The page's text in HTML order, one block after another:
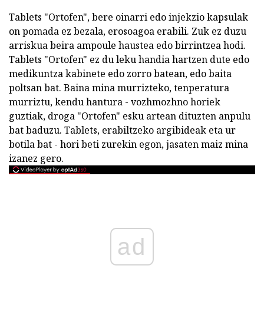
Tablets "Ortofen", bere oinarri edo injekzio kapsulak
on pomada ez bezala, erosoagoa erabili. Zuk ez duzu
arriskua beira ampoule haustea edo birrintzea hodi.
Tablets "Ortofen" ez du leku handia hartzen dute edo
medikuntza kabinete edo zorro batean, edo baita
poltsan bat. Baina mina murrizteko, tenperatura
murriztu, kendu hantura - vozhmozhno horiek
guztiak, droga "Ortofen" esku artean dituzten anpulu
bat baduzu. Tablets, erabiltzeko argibideak eta ur
botila bat - hori beti zurekin egon, jasaten maiz mina
izanez gero.
ad